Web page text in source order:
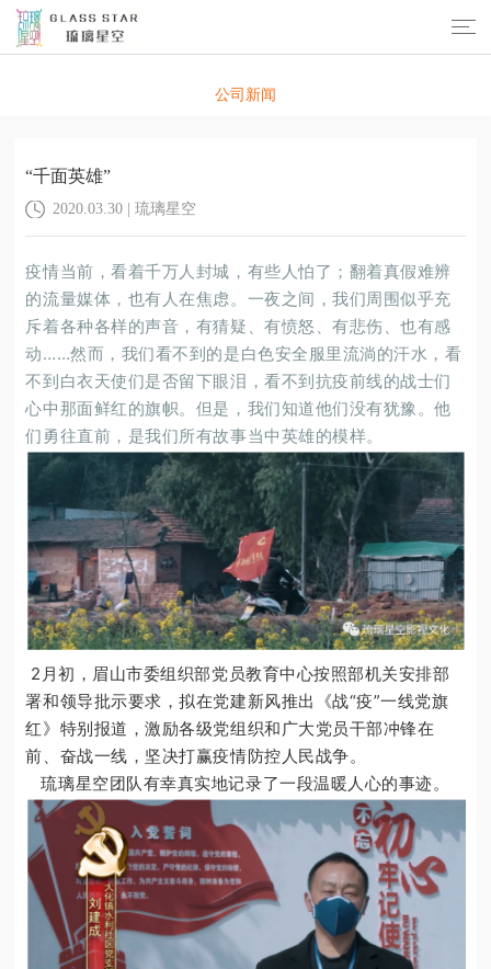
新闻中心
公司新闻
“千面英雄”
2020.03.30 |琉璃星空
疫情当前，看着千万人封城，有些人怕了；翻着真假难辨
的流量媒体，也有人在焦虑。一夜之间，我们周围似乎充
斥着各种各样的声音，有猜疑、有愤怒、有悲伤、也有感
动……然而，我们看不到的是白色安全服里流淌的汗水，看
不到白衣天使们是否留下眼泪，看不到抗疫前线的战士们
心中那面鲜红的旗帜。但是，我们知道他们没有犹豫。他
们勇往直前，是我们所有故事当中英雄的模样。
2月初，眉山市委组织部党员教育中心按照部机关安排部
署和领导批示要求，拟在党建新风推出《战“疫”一线党旗
红》特别报道，激励各级党组织和广大党员干部冲锋在
前、奋战一线，坚决打赢疫情防控人民战争。
琉璃星空团队有幸真实地记录了一段温暖人心的事迹。